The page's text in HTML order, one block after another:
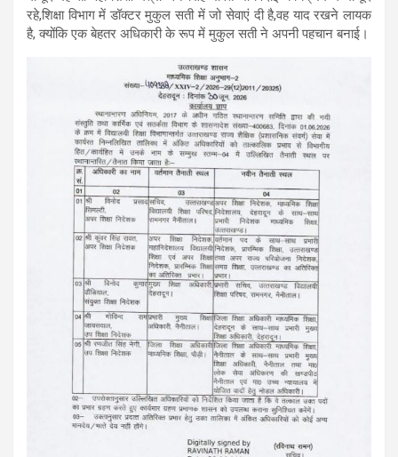
A
p
o
o
a
m
रहे,शिक्षा विभाग में डॉक्टर मुकुल सती में जो सेवाएं दी है,वह याद रखने लायक
है, क्योंकि एक बेहतर अधिकारी के रूप में मुकुल सती ने अपनी पहचान बनाई।